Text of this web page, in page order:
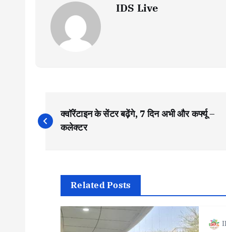
IDS Live
P
o
क्वॉरेंटाइन के सेंटर बढ़ेंगे, 7 दिन अभी और कर्फ्यू –
कलेक्टर
Related Posts